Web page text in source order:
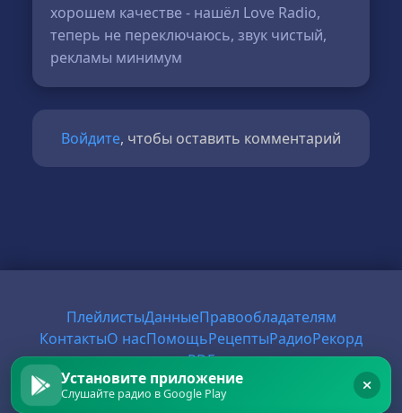
хорошем качестве - нашёл Love Radio,
теперь не переключаюсь, звук чистый,
рекламы минимум
Войдите, чтобы оставить комментарий
Установите приложение
Слушайте радио в Google Play
ПлейлистыДанныеПравообладателям
КонтактыО насПомощьРецептыРадиоРекорд
PDF
© 2026 FirstRadio